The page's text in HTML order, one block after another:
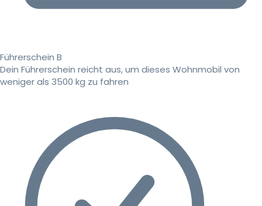
Führerschein B
Dein Führerschein reicht aus, um dieses Wohnmobil von
weniger als 3500 kg zu fahren